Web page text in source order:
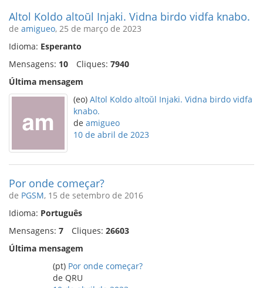
Altol Koldo altoŭl Injaki. Vidna birdo vidfa knabo.
de amigueo, 25 de março de 2023
Idioma: Esperanto
Mensagens: 10 Cliques: 7940
Última mensagem
(eo) Altol Koldo altoŭl Injaki. Vidna birdo vidfa
knabo.
de amigueo
10 de abril de 2023
Por onde começar?
de PGSM, 15 de setembro de 2016
Idioma: Português
Mensagens: 7 Cliques: 26603
Última mensagem
(pt) Por onde começar?
de QRU